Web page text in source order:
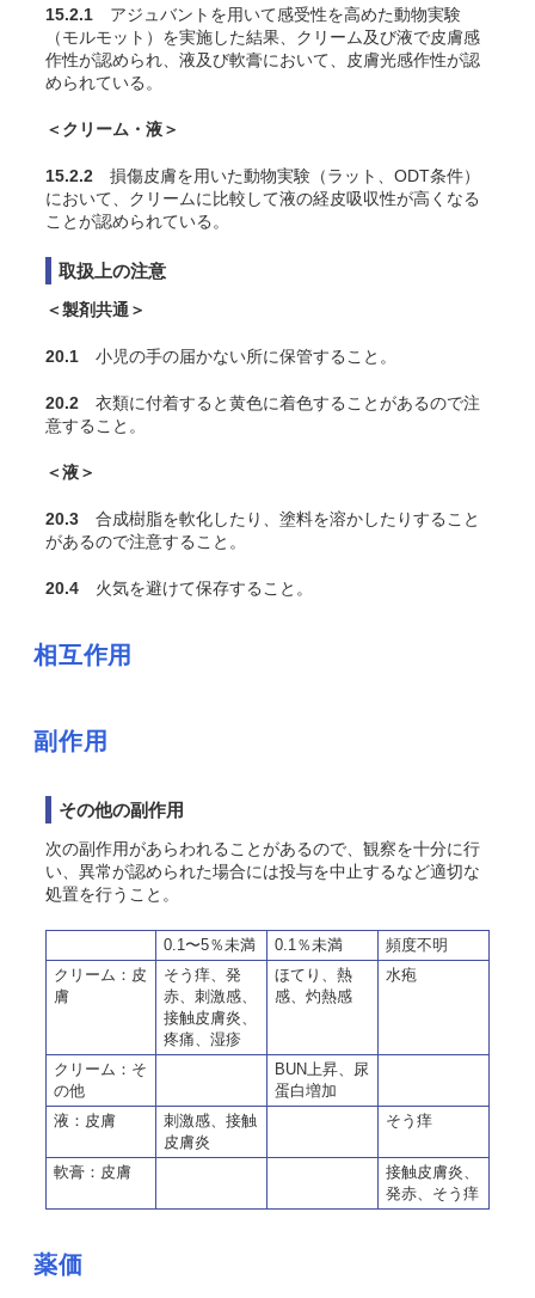
15.2.1 アジュバントを用いて感受性を高めた動物実験
（モルモット）を実施した結果、クリーム及び液で皮膚感
作性が認められ、液及び軟膏において、皮膚光感作性が認
められている。
＜クリーム・液＞
15.2.2 損傷皮膚を用いた動物実験（ラット、ODT条件）
において、クリームに比較して液の経皮吸収性が高くなる
ことが認められている。
取扱上の注意
＜製剤共通＞
20.1 小児の手の届かない所に保管すること。
20.2 衣類に付着すると黄色に着色することがあるので注
意すること。
＜液＞
20.3 合成樹脂を軟化したり、塗料を溶かしたりすること
があるので注意すること。
20.4 火気を避けて保存すること。
相互作用
副作用
その他の副作用
次の副作用があらわれることがあるので、観察を十分に行
い、異常が認められた場合には投与を中止するなど適切な
処置を行うこと。
0.1〜5％未満 0.1％未満
頻度不明
クリーム：皮
膚
そう痒、発
赤、刺激感、
接触皮膚炎、
疼痛、湿疹
ほてり、熱
感、灼熱感
水疱
クリーム：そ
の他
BUN上昇、尿
蛋白増加
液：皮膚
刺激感、接触
皮膚炎
そう痒
軟膏：皮膚
接触皮膚炎、
発赤、そう痒
薬価